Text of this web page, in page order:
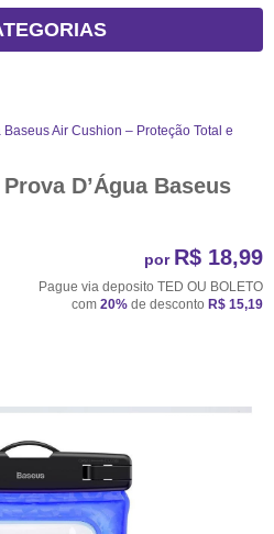
Air Cushion – Proteção Total e
D’Água Baseus
por R$ 18,99
Pague via deposito TED OU BOLETO
com 20% de desconto R$ 15,19